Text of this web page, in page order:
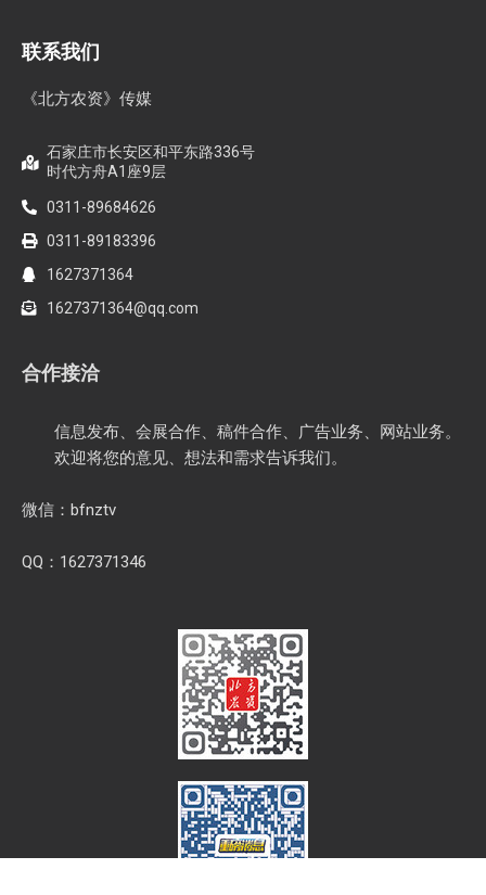
联系我们
《北方农资》传媒
石家庄市长安区和平东路336号
时代方舟A1座9层
0311-89684626
0311-89183396
1627371364
1627371364@qq.com
合作接洽
信息发布、会展合作、稿件合作、广告业务、网站业务。
欢迎将您的意见、想法和需求告诉我们。
微信：bfnztv
QQ：1627371346